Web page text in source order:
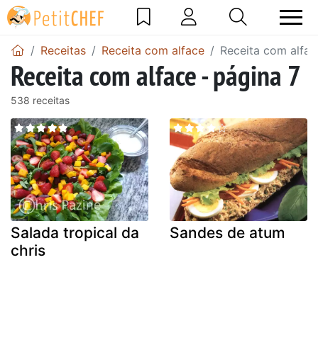
Receitas Receita com alface Receita com
Receita com alface - página 7
538 receitas
Salada tropical da
chris
Sandes de atum